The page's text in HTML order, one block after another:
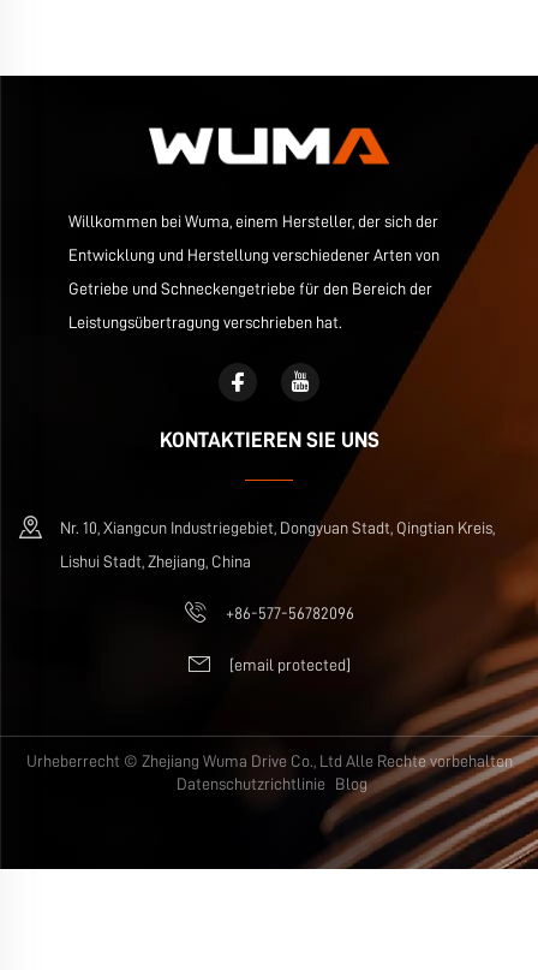
Willkommen bei Wuma, einem Hersteller, der sich der
Entwicklung und Herstellung verschiedener Arten von
Getriebe und Schneckengetriebe für den Bereich der
Leistungsübertragung verschrieben hat.
KONTAKTIEREN SIE UNS
Nr. 10, Xiangcun Industriegebiet, Dongyuan Stadt, Qingtian Kreis,
Lishui Stadt, Zhejiang, China
+86-577-56782096
[email protected]
Urheberrecht © Zhejiang Wuma Drive Co., Ltd Alle Rechte vorbehalten
Datenschutzrichtlinie
Blog